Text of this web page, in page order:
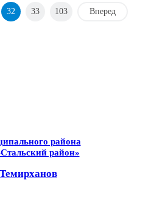
32 33 103 Вперед
района
район»